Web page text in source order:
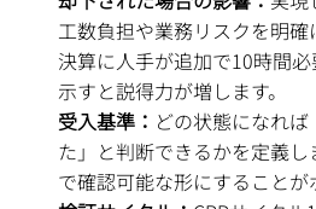
工数負担や業務リスクを明
決算に人手が追加で10時間
示すと説得力が増します。
受入基準： どの状態になれ
た」と判断できるかを定義し
で確認可能な形にすることが